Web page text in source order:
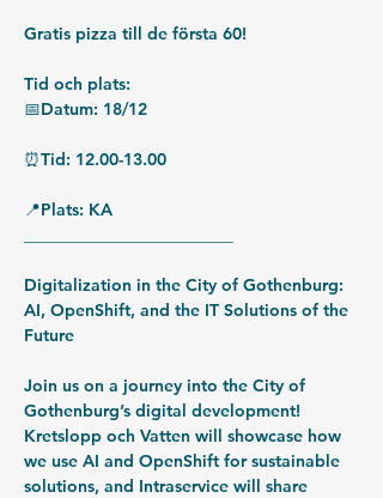
Gratis pizza till de första 60!
Tid och plats:
📅Datum: 18/12
⏰Tid: 12.00-13.00
📍Plats: KA
Digitalization in the City of Gothenburg:
AI, OpenShift, and the IT Solutions of the
Future
Join us on a journey into the City of
Gothenburg’s digital development!
Kretslopp och Vatten will showcase how
we use AI and OpenShift for sustainable
solutions, and Intraservice will share